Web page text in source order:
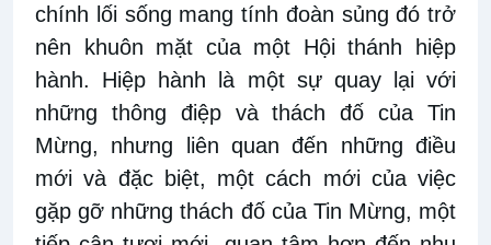
chính lối sống mang tính đoàn sủng đó trở
nên khuôn mặt của một Hội thánh hiệp
hành. Hiệp hành là một sự quay lại với
những thông điệp và thách đố của Tin
Mừng, nhưng liên quan đến những điều
mới và đặc biệt, một cách mới của việc
gặp gỡ những thách đố của Tin Mừng, một